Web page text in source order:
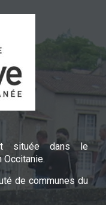
située dans le
Occitanie.
de communes du